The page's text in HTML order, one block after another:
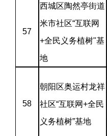
57
西城区陶然亭街道
米市社区“互联网
+全民义务植树"基
地
58
朝阳区奥运村龙祥
社区“互联网+全民
义务植树”基地